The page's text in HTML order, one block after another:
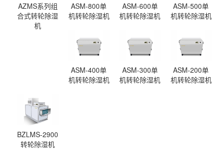
AZMS系列组
合式转轮除湿
机
ASM-800单
机转轮除湿机
ASM-600单
机转轮除湿机
ASM-500单
机转轮除湿机
ASM-400单
机转轮除湿机
ASM-300单
机转轮除湿机
ASM-200单
机转轮除湿机
BZLMS-2900
转轮除湿机